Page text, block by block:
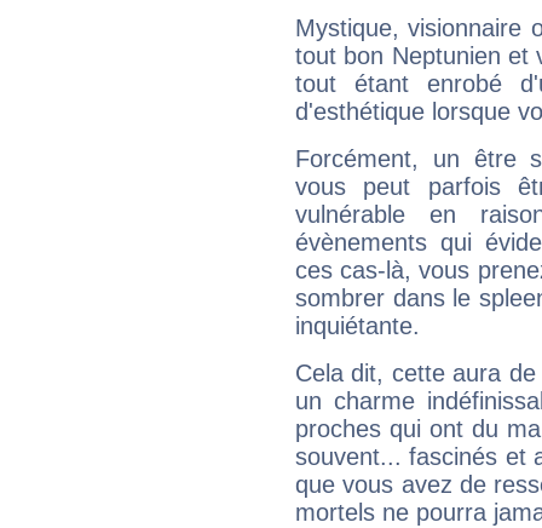
Mystique, visionnaire
tout bon Neptunien et
tout étant enrobé
d'esthétique lorsque
Forcément, un être
vous peut parfois
vulnérable en
évènements qui
ces cas-là, vous
sombrer dans le
inquiétante.
Cela dit, cette aura
un charme
proches qui ont du
souvent... fascinés et
que vous avez de
mortels ne pourra